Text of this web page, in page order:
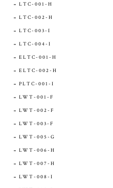
LTC-001-H
LTC-002-H
LTC-003-I
LTC-004-I
ELTC-001-H
ELTC-002-H
PLTC-001-I
LWT-001-F
LWT-002-F
LWT-003-F
LWT-005-G
LWT-006-H
LWT-007-H
LWT-008-I